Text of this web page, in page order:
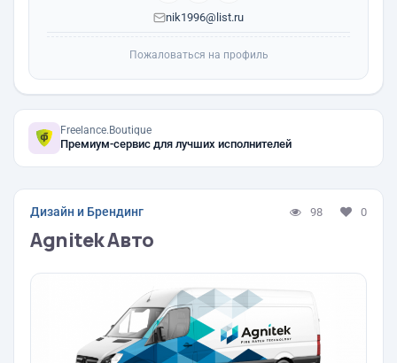
nik1996@list.ru
Пожаловаться на профиль
Freelance.Boutique
Премиум-сервис для лучших исполнителей
Дизайн и Брендинг 98 0
Agnitek Авто